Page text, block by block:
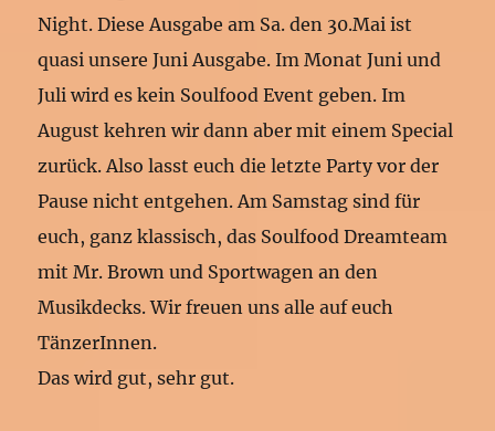
Night. Diese Ausgabe am Sa. den 30.Mai ist
quasi unsere Juni Ausgabe. Im Monat Juni und
Juli wird es kein Soulfood Event geben. Im
August kehren wir dann aber mit einem Special
zurück. Also lasst euch die letzte Party vor der
Pause nicht entgehen. Am Samstag sind für
euch, ganz klassisch, das Soulfood Dreamteam
mit Mr. Brown und Sportwagen an den
Musikdecks. Wir freuen uns alle auf euch
TänzerInnen.
Das wird gut, sehr gut.